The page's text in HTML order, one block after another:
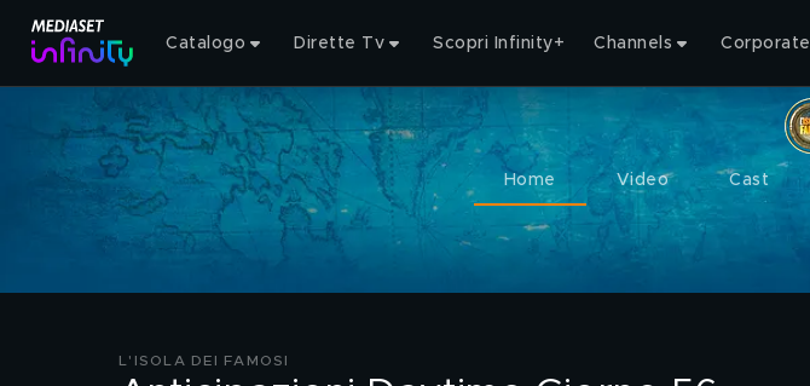
Catalogo Dirette Tv Scopri Infinity+ Channels Corporate
Home Video Cast
L'ISOLA DEI FAMOSI